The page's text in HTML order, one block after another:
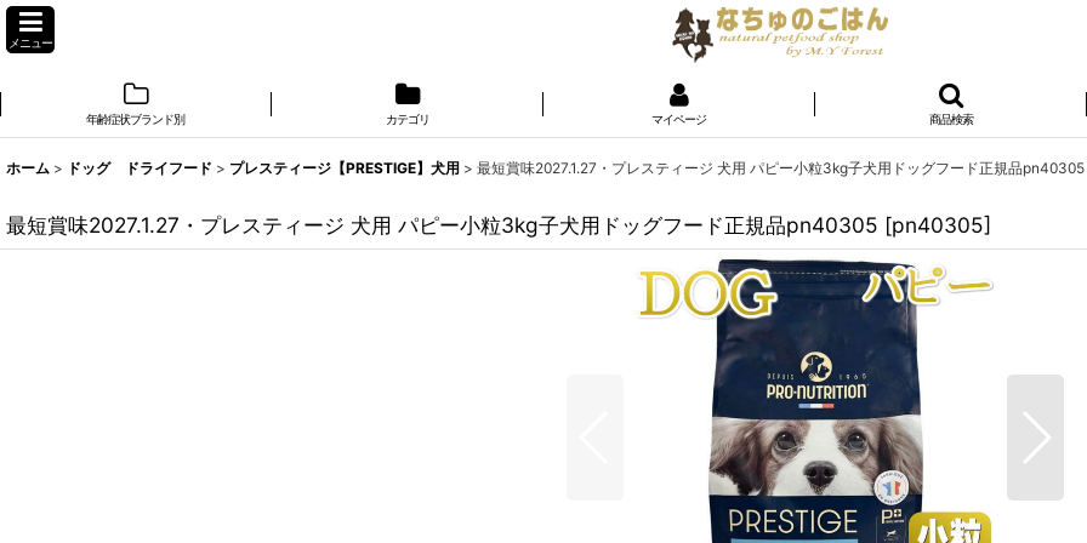
メニュー
年齢症状ブランド別 カテゴリ マイページ 商品検索
ホーム > ドッグ ドライフード > プレスティージ【PRESTIGE】犬用 > 最短賞味2027.1.27・プレスティージ 犬用 パピー小粒3kg子犬用ドッグフード正規品pn40305
最短賞味2027.1.27・プレスティージ 犬用 パピー小粒3kg子犬用ドッグフード正規品pn40305 [pn40305]